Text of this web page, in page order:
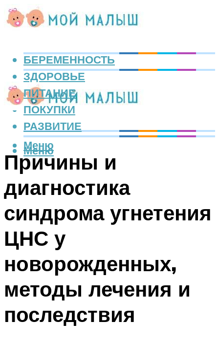
БЕРЕМЕННОСТЬ
ЗДОРОВЬЕ
ПИТАНИЕ
ПОКУПКИ
РАЗВИТИЕ
Меню
Меню
Причины и
диагностика
синдрома угнетения
ЦНС у
новорожденных,
методы лечения и
последствия